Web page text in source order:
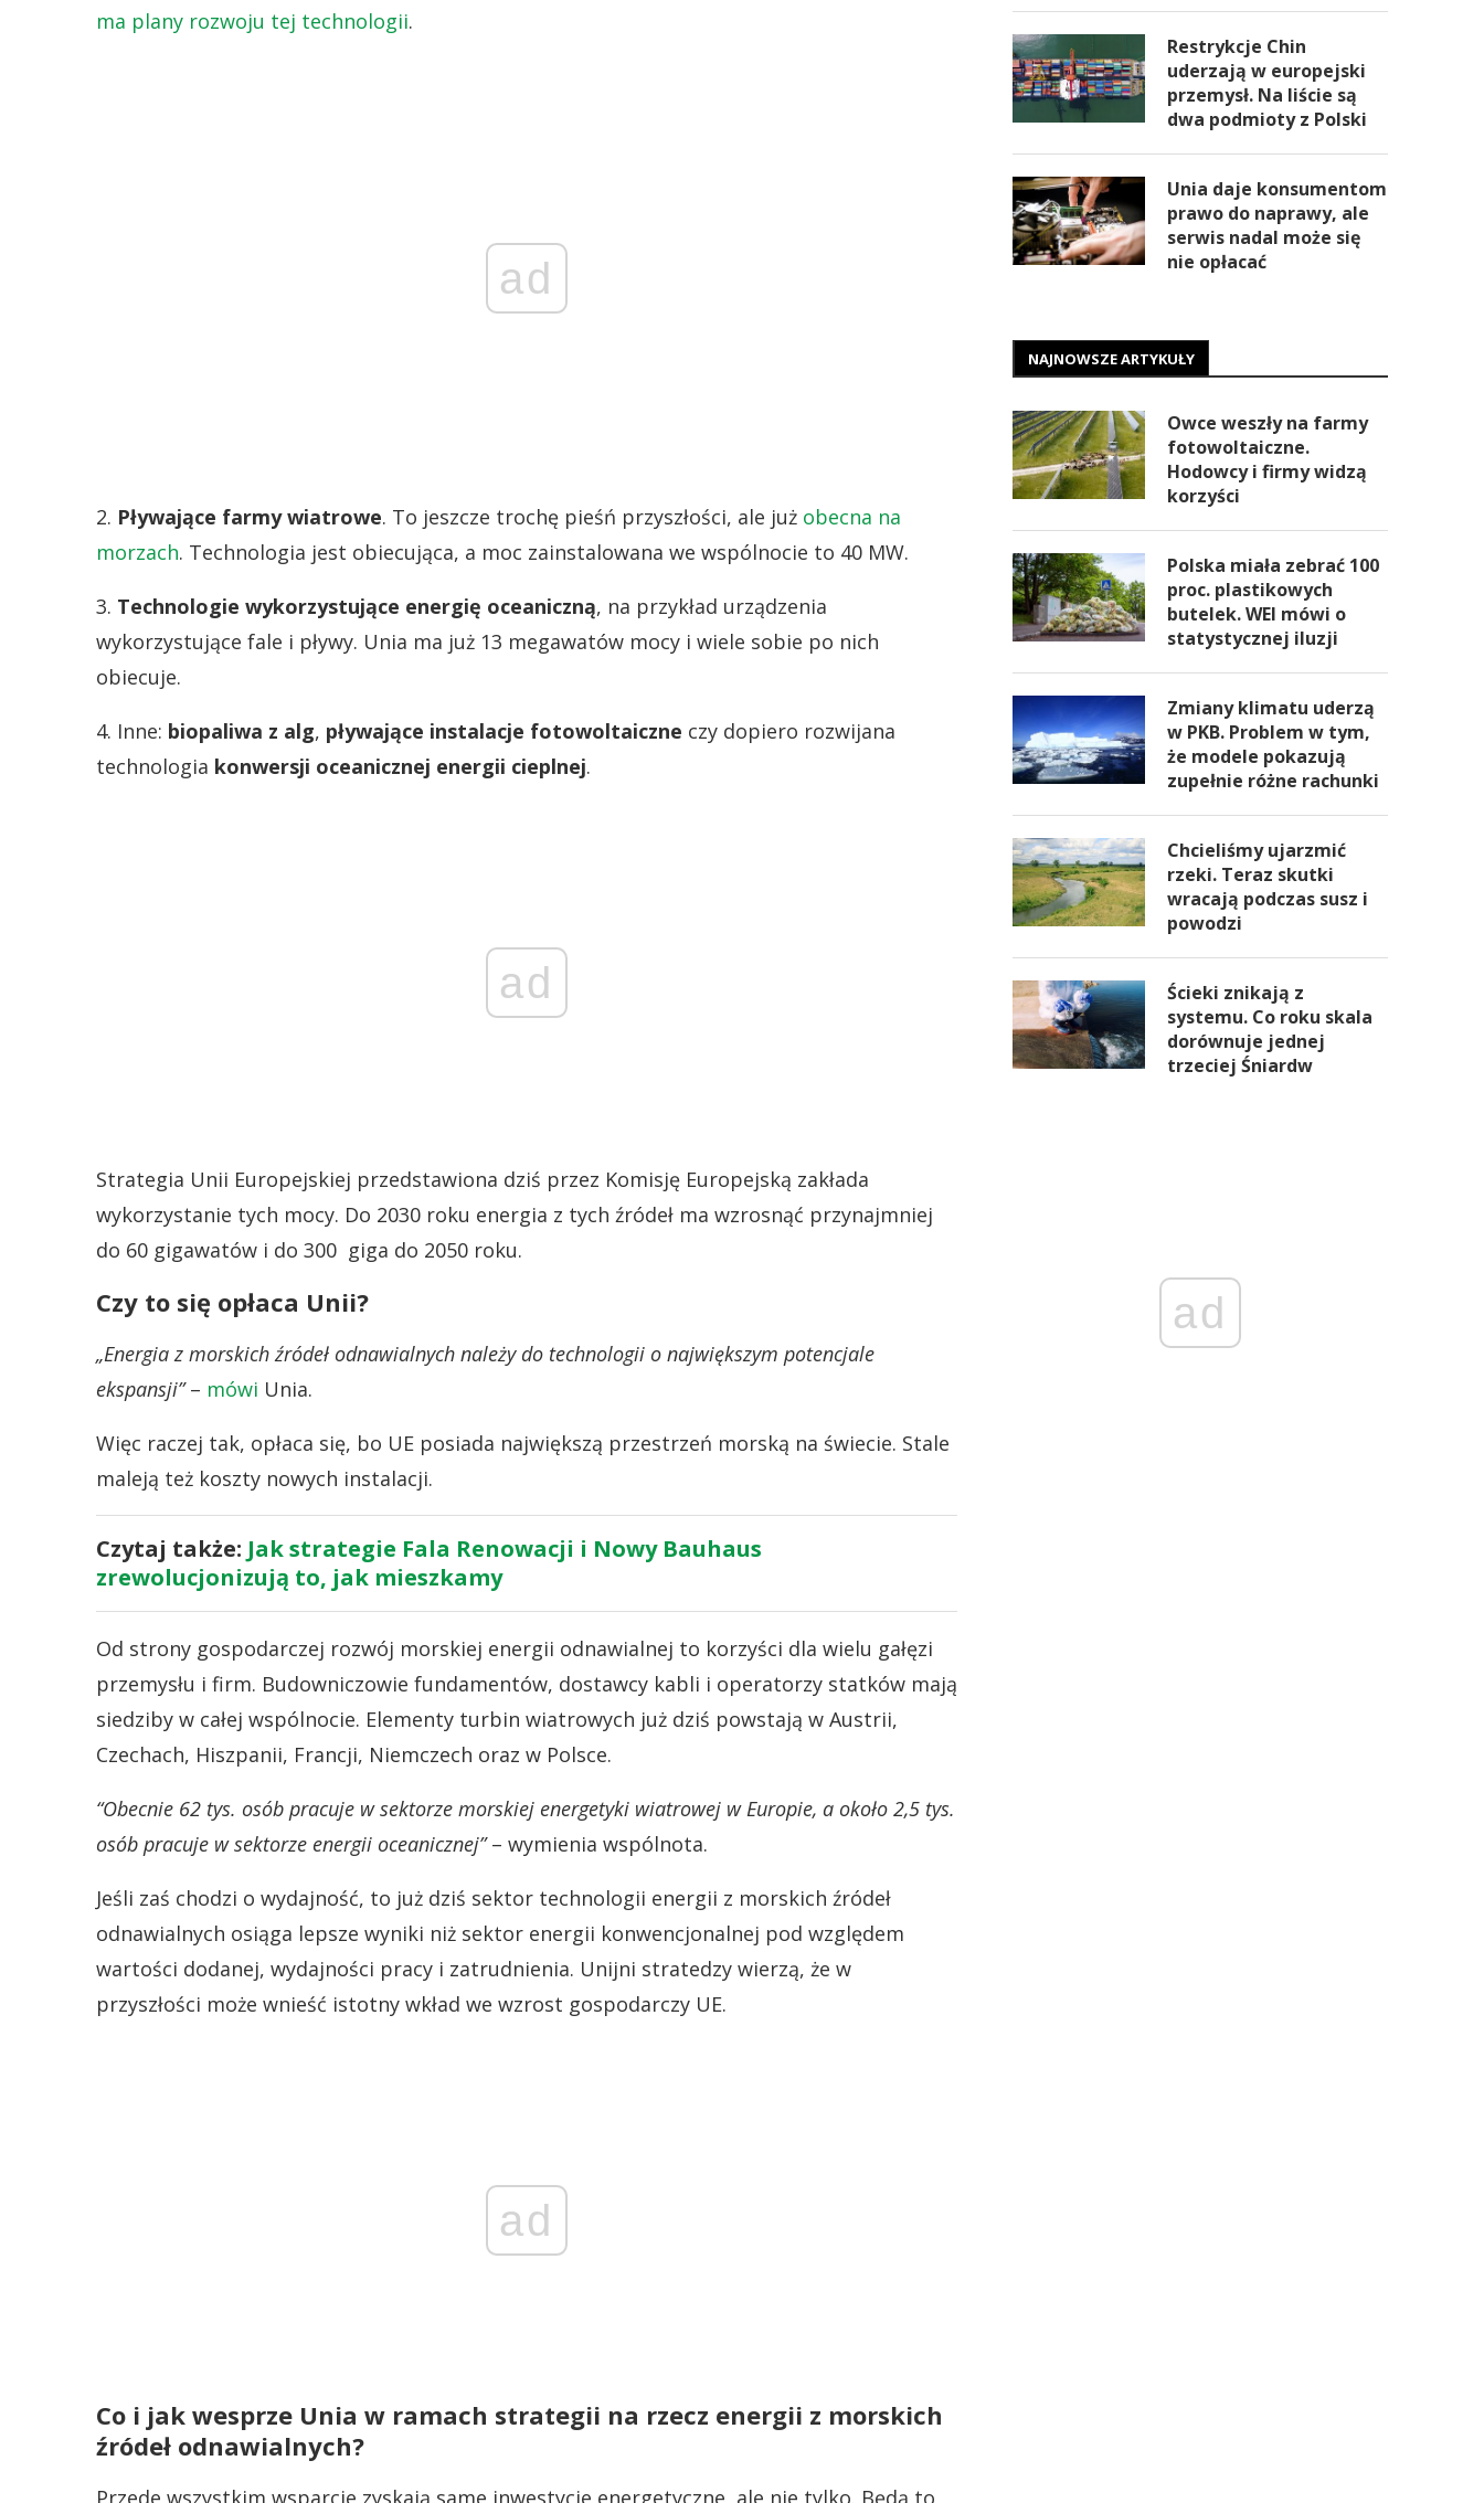
ma plany rozwoju tej technologii.
ad
2. Pływające farmy wiatrowe. To jeszcze trochę pieśń przyszłości, ale już obecna na
morzach. Technologia jest obiecująca, a moc zainstalowana we wspólnocie to 40 MW.
3. Technologie wykorzystujące energię oceaniczną, na przykład urządzenia
wykorzystujące fale i pływy. Unia ma już 13 megawatów mocy i wiele sobie po nich
obiecuje.
4. Inne: biopaliwa z alg, pływające instalacje fotowoltaiczne czy dopiero rozwijana
technologia konwersji oceanicznej energii cieplnej.
ad
Strategia Unii Europejskiej przedstawiona dziś przez Komisję Europejską zakłada
wykorzystanie tych mocy. Do 2030 roku energia z tych źródeł ma wzrosnąć przynajmniej
do 60 gigawatów i do 300 giga do 2050 roku.
Czy to się opłaca Unii?
„Energia z morskich źródeł odnawialnych należy do technologii o największym potencjale
ekspansji”– mówi Unia.
Więc raczej tak, opłaca się, bo UE posiada największą przestrzeń morską na świecie. Stale
maleją też koszty nowych instalacji.
Czytaj także: Jak strategie Fala Renowacji i Nowy Bauhaus
zrewolucjonizują to, jak mieszkamy
Od strony gospodarczej rozwój morskiej energii odnawialnej to korzyści dla wielu gałęzi
przemysłu i firm. Budowniczowie fundamentów, dostawcy kabli i operatorzy statków mają
siedziby w całej wspólnocie. Elementy turbin wiatrowych już dziś powstają w Austrii,
Czechach, Hiszpanii, Francji, Niemczech oraz w Polsce.
“Obecnie 62 tys. osób pracuje w sektorze morskiej energetyki wiatrowej w Europie, a około 2,5 tys.
osób pracuje w sektorze energii oceanicznej”– wymienia wspólnota.
Jeśli zaś chodzi o wydajność, to już dziś sektor technologii energii z morskich źródeł
odnawialnych osiąga lepsze wyniki niż sektor energii konwencjonalnej pod względem
wartości dodanej, wydajności pracy i zatrudnienia. Unijni stratedzy wierzą, że w
przyszłości może wnieść istotny wkład we wzrost gospodarczy UE.
ad
Co i jak wesprze Unia w ramach strategii na rzecz energii z morskich
źródeł odnawialnych?
Przede wszystkim wsparcie zyskają same inwestycje energetyczne, ale nie tylko. Będą to
Restrykcje Chin
uderzają w europejski
przemysł. Na liście są
dwa podmioty z Polski
Unia daje konsumentom
prawo do naprawy, ale
serwis nadal może się
nie opłacać
NAJNOWSZE ARTYKUŁY
Owce weszły na farmy
fotowoltaiczne.
Hodowcy i firmy widzą
korzyści
Polska miała zebrać 100
proc. plastikowych
butelek. WEI mówi o
statystycznej iluzji
Zmiany klimatu uderzą
w PKB. Problem w tym,
że modele pokazują
zupełnie różne rachunki
Chcieliśmy ujarzmić
rzeki. Teraz skutki
wracają podczas susz i
powodzi
Ścieki znikają z
systemu. Co roku skala
dorównuje jednej
trzeciej Śniardw
ad